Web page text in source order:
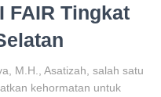
FAIR Tingkat
M.H., Asatizah, salah satu
kehormatan untuk